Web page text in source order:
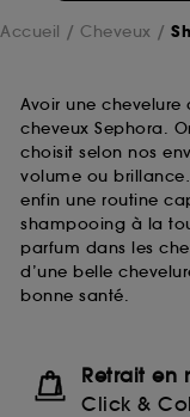
Accueil Cheveux
Avoir une
cheveux Sephora.
choisit selon nos
volume ou
enfin une routine
shampooing à la
parfum dans les
d’une belle
bonne santé.
Retrait en
Click &